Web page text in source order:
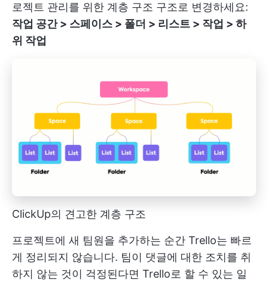
로젝트 관리를 위한 계층 구조 구조로 변경하세요:
작업 공간 > 스페이스 > 폴더 > 리스트 > 작업 > 하
위 작업
ClickUp의 견고한 계층 구조
프로젝트에 새 팀원을 추가하는 순간 Trello는 빠르
게 정리되지 않습니다. 팀이 댓글에 대한 조치를 취
하지 않는 것이 걱정된다면 Trello로 할 수 있는 일